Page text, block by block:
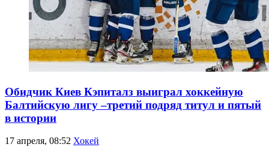
Обидчик Киев Кэпиталз выиграл хоккейную
Балтийскую лигу –третий подряд титул и пятый
в истории
17 апреля, 08:52 Хокей